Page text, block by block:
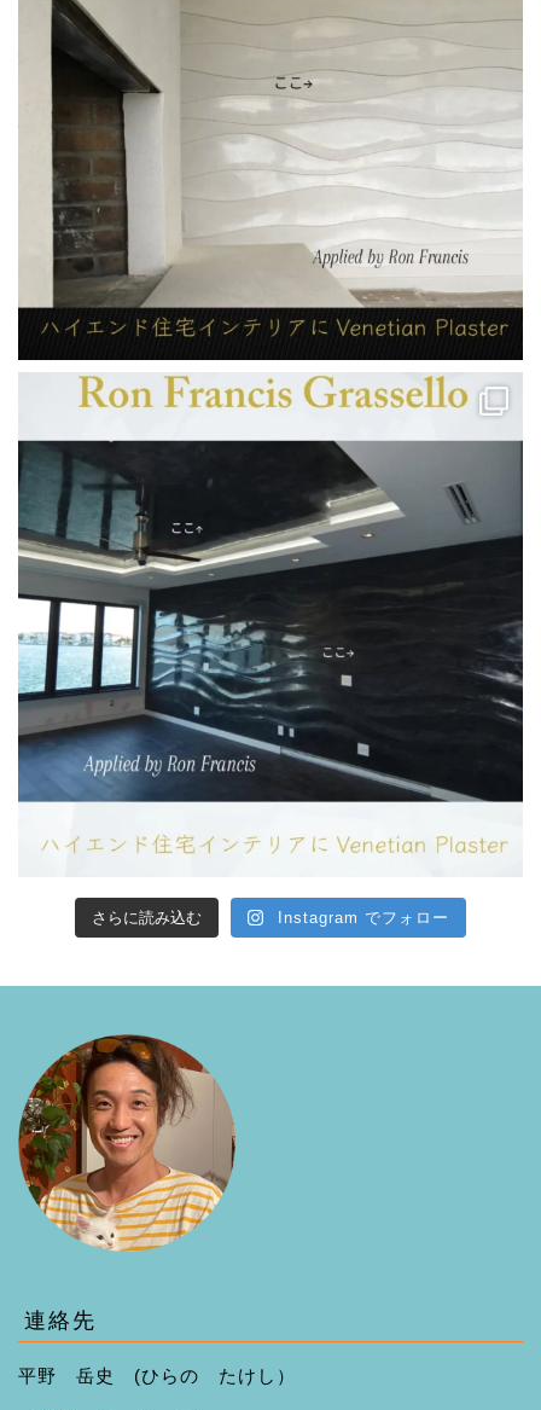
さらに読み込む Instagram でフォロー
連絡先
平野 岳史 (ひらの たけし）